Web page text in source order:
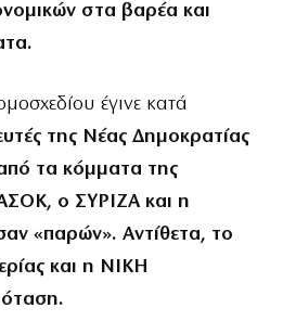
στα βαρέα και
έγινε κατά
της Νέας Δημοκρατίας
τα κόμματα της
ο ΣΥΡΙΖΑ και η
«παρών». Αντίθετα, το
και η ΝΙΚΗ